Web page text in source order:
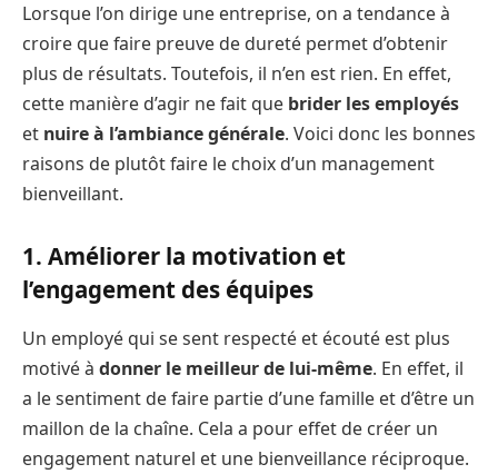
Lorsque l’on dirige une entreprise, on a tendance à
croire que faire preuve de dureté permet d’obtenir
plus de résultats. Toutefois, il n’en est rien. En effet,
cette manière d’agir ne fait que brider les employés
et nuire à l’ambiance générale. Voici donc les bonnes
raisons de plutôt faire le choix d’un management
bienveillant.
1. Améliorer la motivation et
l’engagement des équipes
Un employé qui se sent respecté et écouté est plus
motivé à donner le meilleur de lui-même. En effet, il
a le sentiment de faire partie d’une famille et d’être un
maillon de la chaîne. Cela a pour effet de créer un
engagement naturel et une bienveillance réciproque.